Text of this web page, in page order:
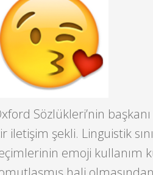
Sözlükleri’nin
iletişim şekli. Linguistik
emoji kullanım